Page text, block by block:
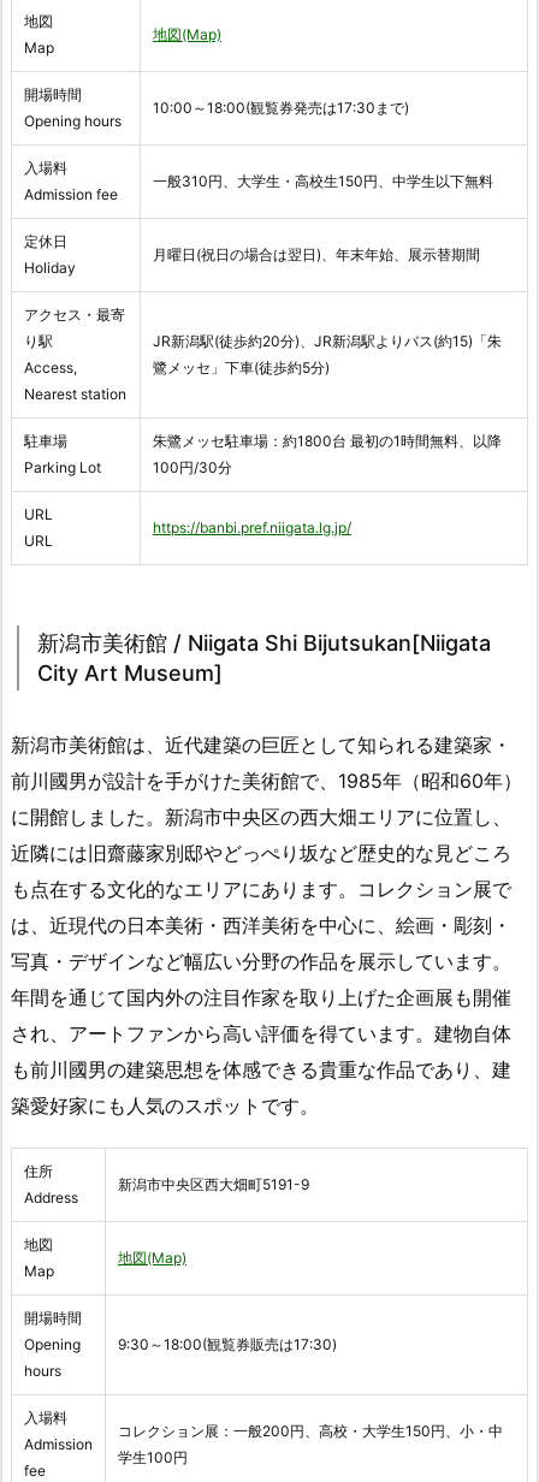
地図
Map
地図(Map)
開場時間
Opening hours
10:00～18:00(観覧券発売は17:30まで)
入場料
Admission fee
一般310円、大学生・高校生150円、中学生以下無料
定休日
Holiday
月曜日(祝日の場合は翌日)、年末年始、展示替期間
アクセス・最寄
り駅
Access,
Nearest station
JR新潟駅(徒歩約20分)、JR新潟駅よりバス(約15)「朱
鷺メッセ」下車(徒歩約5分)
駐車場
Parking Lot
朱鷺メッセ駐車場：約1800台 最初の1時間無料、以降
100円/30分
URL
URL
https://banbi.pref.niigata.lg.jp/
新潟市美術館 / Niigata Shi Bijutsukan[Niigata
City Art Museum]
新潟市美術館は、近代建築の巨匠として知られる建築家・
前川國男が設計を手がけた美術館で、1985年（昭和60年）
に開館しました。新潟市中央区の西大畑エリアに位置し、
近隣には旧齋藤家別邸やどっぺり坂など歴史的な見どころ
も点在する文化的なエリアにあります。コレクション展で
は、近現代の日本美術・西洋美術を中心に、絵画・彫刻・
写真・デザインなど幅広い分野の作品を展示しています。
年間を通じて国内外の注目作家を取り上げた企画展も開催
され、アートファンから高い評価を得ています。建物自体
も前川國男の建築思想を体感できる貴重な作品であり、建
築愛好家にも人気のスポットです。
住所
Address
新潟市中央区西大畑町5191-9
地図
Map
地図(Map)
開場時間
Opening
hours
9:30～18:00(観覧券販売は17:30)
入場料
Admission
fee
コレクション展：一般200円、高校・大学生150円、小・中
学生100円